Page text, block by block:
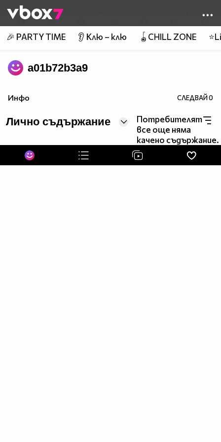
👾
🎉 PARTY TIME 👂 Клю – клю 🪀CHILL ZONE
a01b72b3a9
Инфо СЛЕДВАЙ0
Лично съдържание
Потребителят
все още няма
качено съдържание.